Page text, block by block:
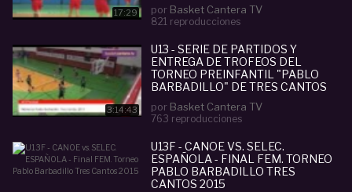
17:29 por Basket Cantera TV
821 reproducciones
3:14:43
U13 - SERIE DE PARTIDOS Y
ENTREGA DE TROFEOS DEL
TORNEO PREINFANTIL "PABLO
BARBADILLO" DE TRES CANTOS
por Basket Cantera TV
763 reproducciones
U13F - CANOE VS. SELEC.
ESPAÑOLA - FINAL FEM. TORNEO
PABLO BARBADILLO TRES
CANTOS 2015